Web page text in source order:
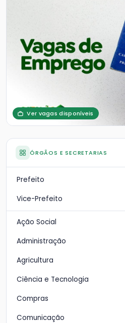
Ver vagas disponíveis
ÓRGÃOS E SECRETARIAS
Prefeito
Vice-Prefeito
Ação Social
Administração
Agricultura
Ciência e Tecnologia
Compras
Comunicação